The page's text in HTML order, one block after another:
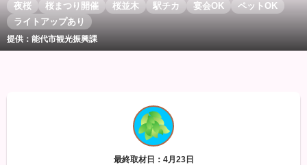
夜桜 桜まつり開催 桜並木 駅チカ 宴会OK
ペットOK
ライトアップあり
提供：能代市観光振興課
最終取材日：4月23日